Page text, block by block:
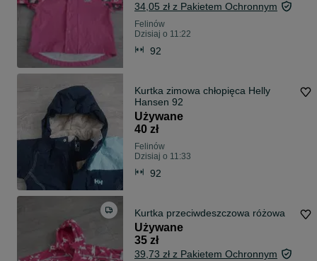
34,05 zł z Pakietem Ochronnym
Felinów
Dzisiaj o 11:22
92
Kurtka zimowa chłopięca Helly
Hansen 92
Używane
40 zł
Felinów
Dzisiaj o 11:33
92
Kurtka przeciwdeszczowa różowa
Używane
35 zł
39,73 zł z Pakietem Ochronnym